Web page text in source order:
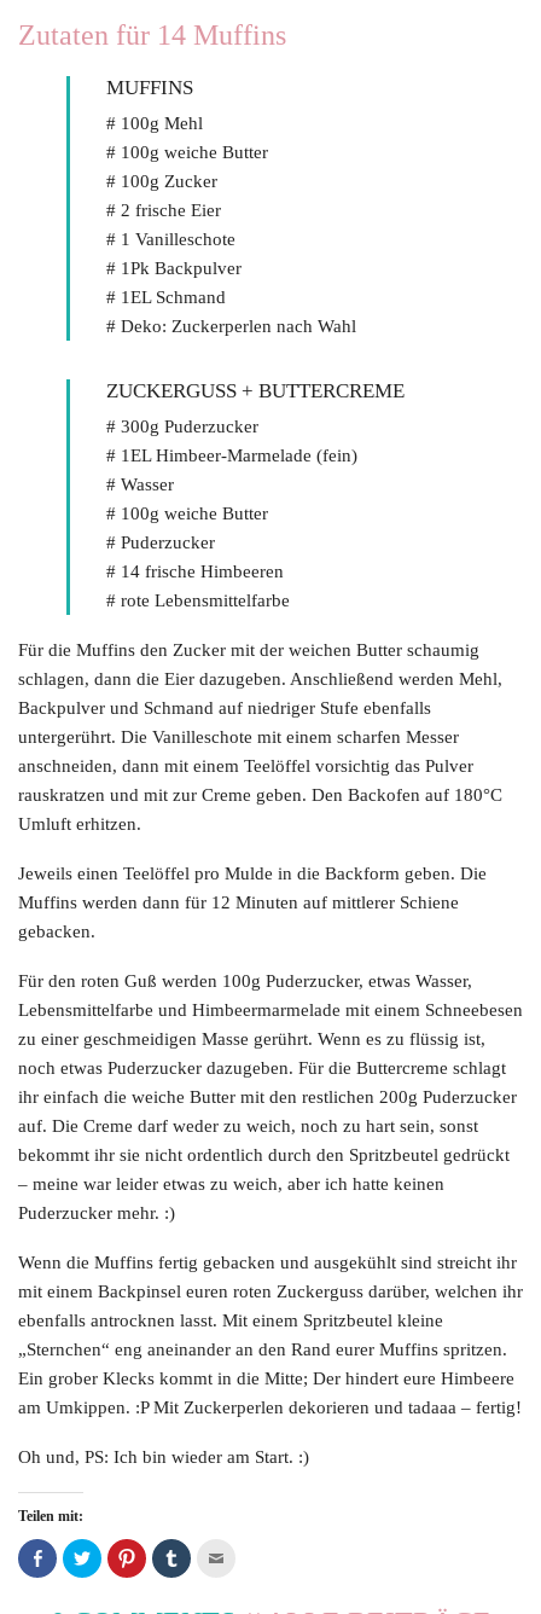
Zutaten für 14 Muffins
MUFFINS
# 100g Mehl
# 100g weiche Butter
# 100g Zucker
# 2 frische Eier
# 1 Vanilleschote
# 1Pk Backpulver
# 1EL Schmand
# Deko: Zuckerperlen nach Wahl
ZUCKERGUSS + BUTTERCREME
# 300g Puderzucker
# 1EL Himbeer-Marmelade (fein)
# Wasser
# 100g weiche Butter
# Puderzucker
# 14 frische Himbeeren
# rote Lebensmittelfarbe
Für die Muffins den Zucker mit der weichen Butter schaumig
schlagen, dann die Eier dazugeben. Anschließend werden Mehl,
Backpulver und Schmand auf niedriger Stufe ebenfalls
untergerührt. Die Vanilleschote mit einem scharfen Messer
anschneiden, dann mit einem Teelöffel vorsichtig das Pulver
rauskratzen und mit zur Creme geben. Den Backofen auf 180°C
Umluft erhitzen.
Jeweils einen Teelöffel pro Mulde in die Backform geben. Die
Muffins werden dann für 12 Minuten auf mittlerer Schiene
gebacken.
Für den roten Guß werden 100g Puderzucker, etwas Wasser,
Lebensmittelfarbe und Himbeermarmelade mit einem Schneebesen
zu einer geschmeidigen Masse gerührt. Wenn es zu flüssig ist,
noch etwas Puderzucker dazugeben. Für die Buttercreme schlagt
ihr einfach die weiche Butter mit den restlichen 200g Puderzucker
auf. Die Creme darf weder zu weich, noch zu hart sein, sonst
bekommt ihr sie nicht ordentlich durch den Spritzbeutel gedrückt
– meine war leider etwas zu weich, aber ich hatte keinen
Puderzucker mehr. :)
Wenn die Muffins fertig gebacken und ausgekühlt sind streicht ihr
mit einem Backpinsel euren roten Zuckerguss darüber, welchen ihr
ebenfalls antrocknen lasst. Mit einem Spritzbeutel kleine
„Sternchen“ eng aneinander an den Rand eurer Muffins spritzen.
Ein grober Klecks kommt in die Mitte; Der hindert eure Himbeere
am Umkippen. :P Mit Zuckerperlen dekorieren und tadaaa – fertig!
Oh und, PS: Ich bin wieder am Start. :)
Teilen mit:
Auf
Facebook
teilen
Klicken,
um
Klicken,
um
Klicken,
um